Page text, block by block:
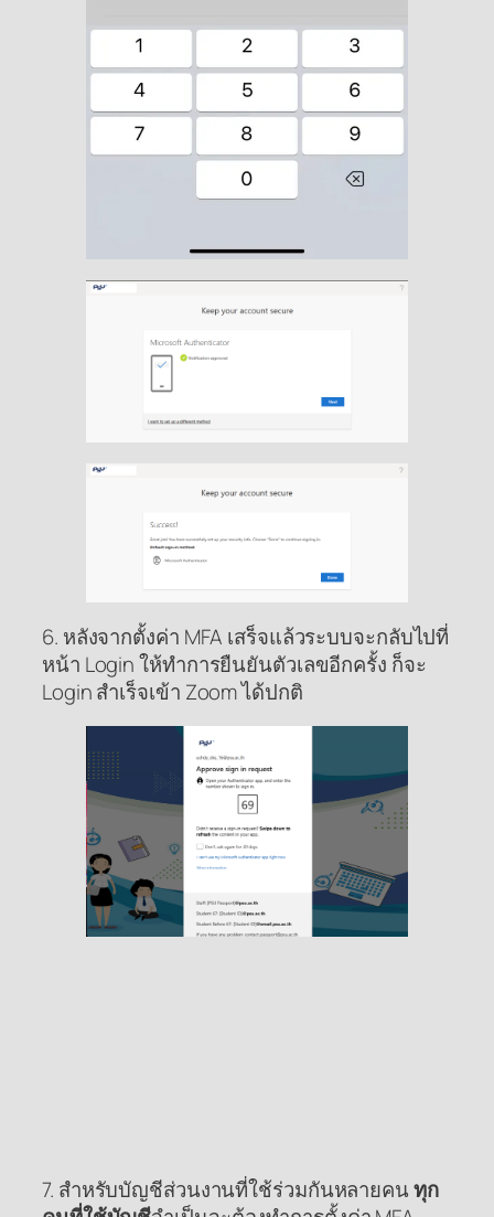
6. หลังจากตั้งค่า MFA เสร็จแล้วระบบจะกลับไปที่
หน้า Login ให้ทำการยืนยันตัวเลขอีกครั้ง ก็จะ
Login สำเร็จเข้า Zoom ได้ปกติ
7. สำหรับบัญชีส่วนงานที่ใช้ร่วมกันหลายคนทุก